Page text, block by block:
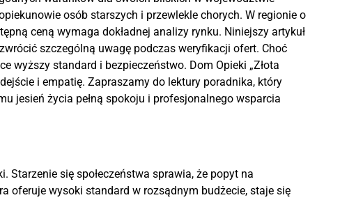
osób starszych i przewlekle chorych. W regionie o
ceną wymaga dokładnej analizy rynku. Niniejszy artykuł
szczególną uwagę podczas weryfikacji ofert. Choć
wyższy standard i bezpieczeństwo. Dom Opieki „Złota
i empatię. Zapraszamy do lektury poradnika, który
jesień życia pełną spokoju i profesjonalnego wsparcia
Starzenie się społeczeństwa sprawia, że popyt na
oferuje wysoki standard w rozsądnym budżecie, staje się